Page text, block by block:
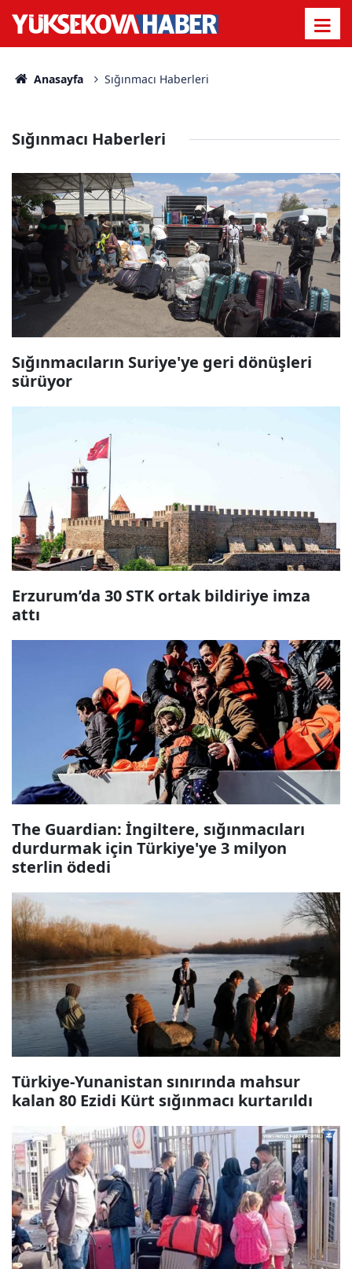
Anasayfa Sığınmacı Haberleri
Sığınmacı Haberleri
Sığınmacıların Suriye'ye geri dönüşleri
sürüyor
Erzurum’da 30 STK ortak bildiriye imza
attı
The Guardian: İngiltere, sığınmacıları
durdurmak için Türkiye'ye 3 milyon
sterlin ödedi
Türkiye-Yunanistan sınırında mahsur
kalan 80 Ezidi Kürt sığınmacı kurtarıldı